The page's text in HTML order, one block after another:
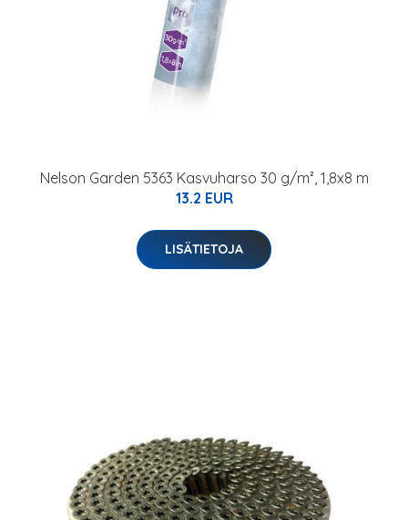
Nelson Garden 5363 Kasvuharso 30 g/m², 1,8x8 m
13.2 EUR
LISÄTIETOJA